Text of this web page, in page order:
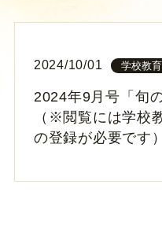
2024/10/01 学校教
2024年9月号「旬
（※閲覧には学校
の登録が必要です）